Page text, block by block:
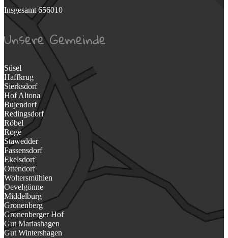
Insgesamt656010
Unsere Gemeinde
Süsel
Haffkrug
Sierksdorf
Hof Altona
Bujendorf
Redingsdorf
Röbel
Roge
Stawedder
Fassensdorf
Ekelsdorf
Ottendorf
Woltersmühlen
Oevelgönne
Middelburg
Gronenberg
Gronenberger Hof
Gut Mariashagen
Gut Wintershagen